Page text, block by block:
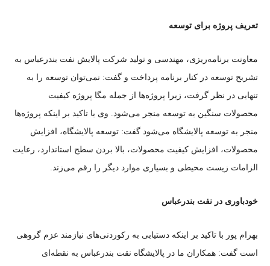
تعریف پروژه برای توسعه
معاونت برنامه‌ریزی، مهندسی و تولید شرکت پالایش نفت بندرعباس به
تشریح توسعه در کنار برنامه پرداخت و گفت: نمی‌توان توسعه را به
تنهایی در نظر گرفت، زیرا پروژه‌ها از جمله مگا پروژه کیفیت
محصولات سنگین به توسعه منجر می‌شود. وی با تاکید بر اینکه پروژه‌ها
منجر به توسعه پالایشگاه می‌شود گفت: توسعه پالایشگاه، افزایش
محصولات، افزایش کیفیت محصولات، بالا بردن سطح استاندارد، رعایت
الزامات زیست محیطی و بسیاری موارد دیگر را رقم می‌زند.
خودباوری در نفت بندرعباس
بهرام پور با تاکید بر اینکه دستیابی به رکوردنی‌های نیازمند عزم گروهی
است گفت: همکاران ما در پالایشگاه نقت بندرعباس به نقطه‌ای